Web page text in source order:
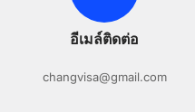
อีเมล์ติดต่อ
changvisa@gmail.com